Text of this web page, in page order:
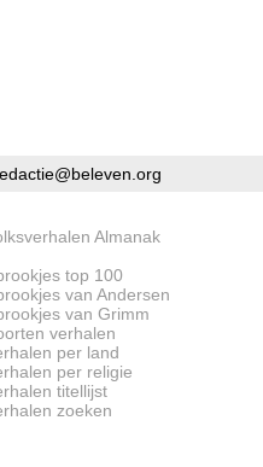
Almanak
top 100
van Andersen
van Grimm
verhalen
per land
per religie
titellijst
zoeken